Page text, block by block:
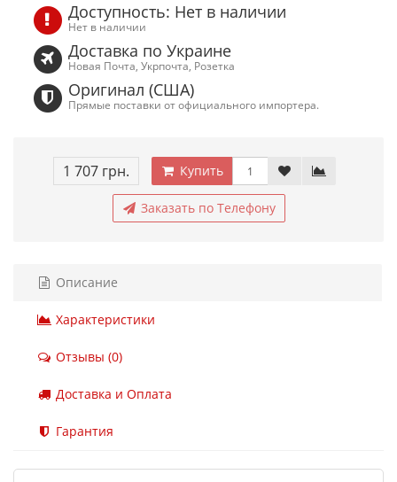
Доступность: Нет в наличии
Нет в наличии
Доставка по Украине
Новая Почта, Укрпочта, Розетка
Оригинал (США)
Прямые поставки от официального импортера.
1 707 грн. Купить
Заказать по Телефону
Описание
Характеристики
Отзывы (0)
Доставка и Оплата
Гарантия